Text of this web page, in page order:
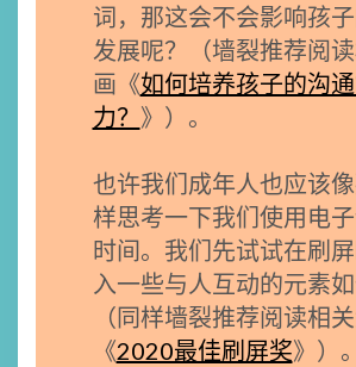
词，那这会不会影响孩
发展呢？（墙裂推荐阅
画《如何培养孩子的沟
力？ 》）。
也许我们成年人也应该
样思考一下我们使用电
时间。我们先试试在刷
入一些与人互动的元素如
（同样墙裂推荐阅读相
《2020最佳刷屏奖》）。